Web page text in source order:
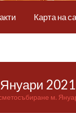
Карта на
2021
м.